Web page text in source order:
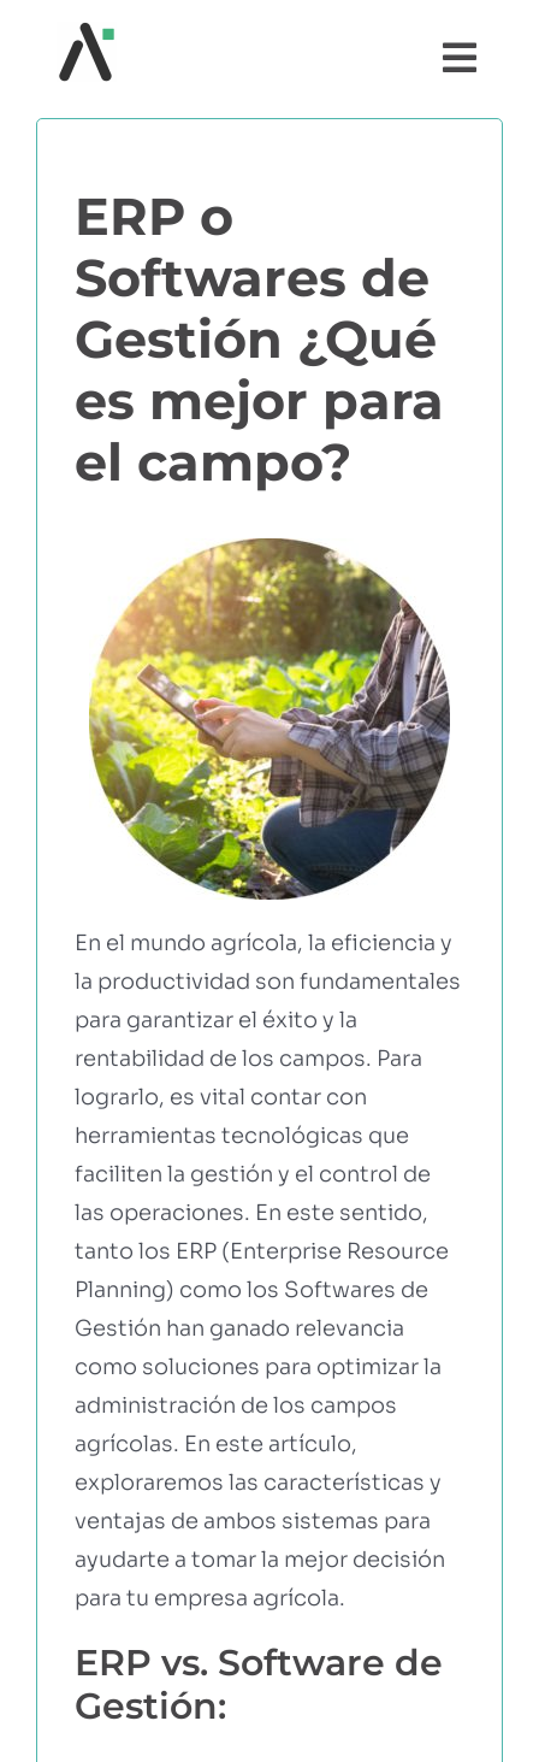
¿QUÉ ES AGRI?
MÓDULOS
TESTIMONIOS
PARTNERS
EBOOKS Y RECURSOS
PRUÉBALO GRATIS
ERP o
Softwares de
Gestión ¿Qué
es mejor para
el campo?
En el mundo agrícola, la eficiencia y
la productividad son fundamentales
para garantizar el éxito y la
rentabilidad de los campos. Para
lograrlo, es vital contar con
herramientas tecnológicas que
faciliten la gestión y el control de
las operaciones. En este sentido,
tanto los ERP (Enterprise Resource
Planning) como los Softwares de
Gestión han ganado relevancia
como soluciones para optimizar la
administración de los campos
agrícolas. En este artículo,
exploraremos las características y
ventajas de ambos sistemas para
ayudarte a tomar la mejor decisión
para tu empresa agrícola.
ERP vs. Software de
Gestión: